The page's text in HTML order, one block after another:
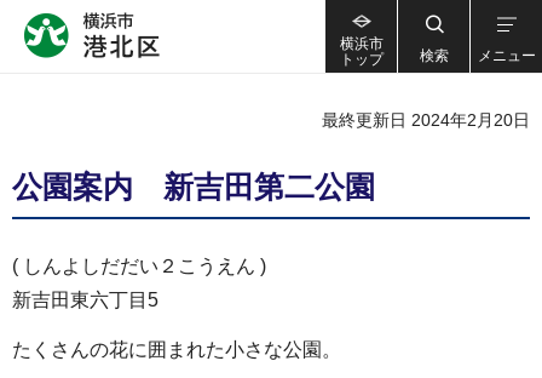
横浜市
トップ
検索 メニュー
最終更新日 2024年2月20日
公園案内 新吉田第二公園
( しんよしだだい２こうえん )
新吉田東六丁目5
たくさんの花に囲まれた小さな公園。